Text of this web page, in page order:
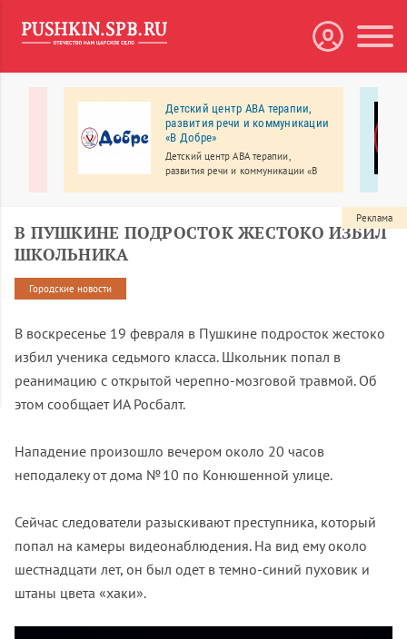
Детский центр АВА терапии,
развития речи и коммуникации
«В Добре»
Детский центр АВА терапии,
развития речи и коммуникации «В
братьев, сестер, друзей.
В ПУШКИНЕ ПОДРОСТОК ЖЕСТОКО ИЗБИЛ
ШКОЛЬНИКА
Городские новости
В воскресенье 19 февраля в Пушкине подросток жестоко
избил ученика седьмого класса. Школьник попал в
реанимацию с открытой черепно-мозговой травмой. Об
этом сообщает ИА Росбалт.
Нападение произошло вечером около 20 часов
неподалеку от дома № 10 по Конюшенной улице.
Сейчас следователи разыскивают преступника, который
попал на камеры видеонаблюдения. На вид ему около
шестнадцати лет, он был одет в темно-синий пуховик и
штаны цвета «хаки».
Реклама